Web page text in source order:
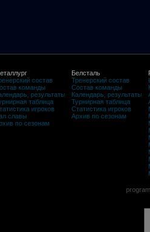
состав
команды
результаты
таблица
игроков
славы
по сезонам
Белсталь
Тренерский состав
Состав команды
Календарь, результаты
Турнирная таблица
Статистика игроков
Архив по сезонам